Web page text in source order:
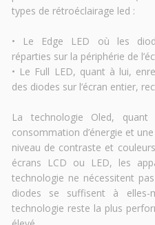
types de rétroéclairage led :
• Le Edge LED où les
réparties sur la périphérie de
• Le Full LED, quant à lui,
des diodes sur l’écran entier,
La technologie Oled,
consommation d’énergie et
niveau de contraste et
écrans LCD ou LED, les
technologie ne nécessitent
diodes se suffisent à elles-
technologie reste la plus